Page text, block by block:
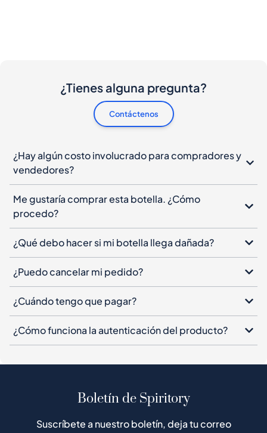
¿Tienes alguna pregunta?
Contáctenos
¿Hay algún costo involucrado para compradores y
vendedores?
Me gustaría comprar esta botella. ¿Cómo
procedo?
¿Qué debo hacer si mi botella llega dañada?
¿Puedo cancelar mi pedido?
¿Cuándo tengo que pagar?
¿Cómo funciona la autenticación del producto?
Boletín de Spiritory
Suscríbete a nuestro boletín, deja tu correo